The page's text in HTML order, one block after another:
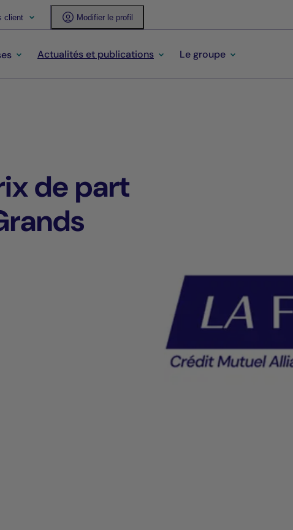
client Modifier le profil
Actualités et publications Le groupe
de part